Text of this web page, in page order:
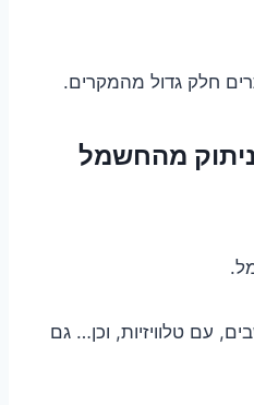
חלק גדול מהמקרים.
עם טלוויזיות, וכן… גם